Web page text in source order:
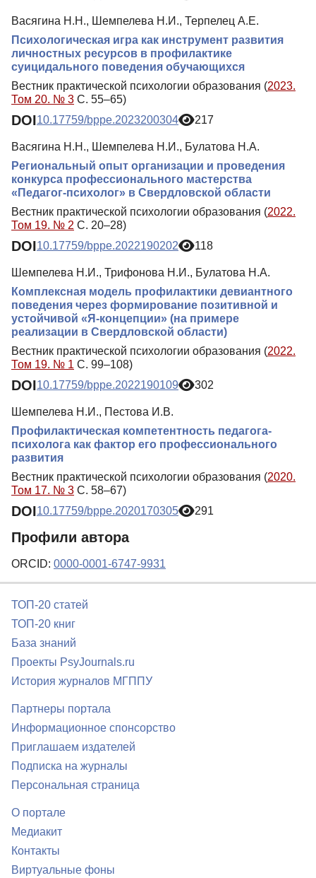
Васягина Н.Н., Шемпелева Н.И., Терпелец А.Е.
Психологическая игра как инструмент развития
личностных ресурсов в профилактике
суицидального поведения обучающихся
Вестник практической психологии образования (2023.
Том 20. № 3 С. 55–65)
DOI10.17759/bppe.2023200304 217
Васягина Н.Н., Шемпелева Н.И., Булатова Н.А.
Региональный опыт организации и проведения
конкурса профессионального мастерства
«Педагог-психолог» в Свердловской области
Вестник практической психологии образования (2022.
Том 19. № 2 С. 20–28)
DOI10.17759/bppe.2022190202 118
Шемпелева Н.И., Трифонова Н.И., Булатова Н.А.
Комплексная модель профилактики девиантного
поведения через формирование позитивной и
устойчивой «Я-концепции» (на примере
реализации в Свердловской области)
Вестник практической психологии образования (2022.
Том 19. № 1 С. 99–108)
DOI10.17759/bppe.2022190109 302
Шемпелева Н.И., Пестова И.В.
Профилактическая компетентность педагога-
психолога как фактор его профессионального
развития
Вестник практической психологии образования (2020.
Том 17. № 3 С. 58–67)
DOI10.17759/bppe.2020170305 291
Профили автора
ORCID: 0000-0001-6747-9931
ТОП-20 статей
ТОП-20 книг
База знаний
Проекты PsyJournals.ru
История журналов МГППУ
Партнеры портала
Информационное спонсорство
Приглашаем издателей
Подписка на журналы
Персональная страница
О портале
Медиакит
Контакты
Виртуальные фоны